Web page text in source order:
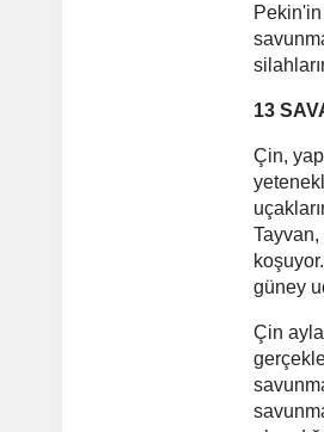
13
Çin,
Tayvan,
güney
Çin